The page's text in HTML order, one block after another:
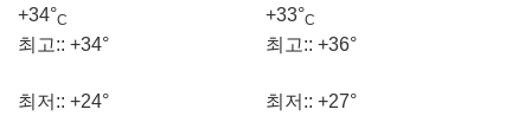
토, 08.08.2026 토, 08.08.2026
+34°C
최고:: +34°
최저:: +24°
+33°C
최고:: +36°
최저:: +27°